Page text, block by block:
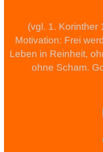
(vgl. 1. Korinther
Motivation: Frei
Leben in Reinheit,
ohne Scham.